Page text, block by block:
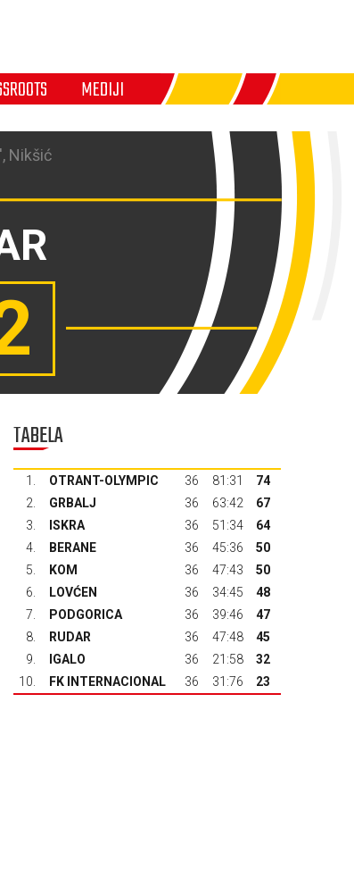
MEDIJI
Nikšić
TABELA
1. OTRANT-OLYMPIC 36 81:31
74
2.
GRBALJ 36 63:42
67
3.
ISKRA 36 51:34
64
4.
BERANE 36 45:36
50
5.
KOM 36 47:43
50
6.
LOVĆEN 36 34:45
48
7.
PODGORICA 36 39:46
47
8.
RUDAR 36 47:48
45
9.
IGALO 36 21:58
32
10.
FK INTERNACIONAL 36 31:76 23